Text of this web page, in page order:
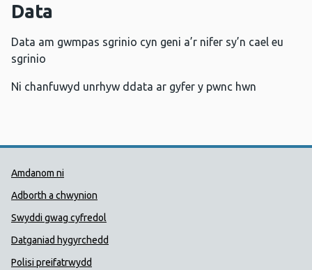
Data
Data am gwmpas sgrinio cyn geni a’r nifer sy’n cael eu
sgrinio
Ni chanfuwyd unrhyw ddata ar gyfer y pwnc hwn
Dolenni Cymorth Iechyd
Amdanom ni
Adborth a chwynion
Swyddi gwag cyfredol
Datganiad hygyrchedd
Polisi preifatrwydd